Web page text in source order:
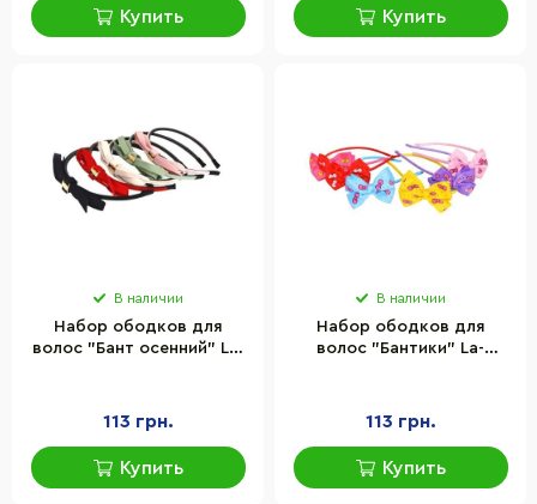
Купить Купить
В наличии
Набор ободков для
волос "Бант осенний" La-
113 грн.
Купить
В наличии
Набор ободков для
волос "Бантики" La-
113 грн.
Купить